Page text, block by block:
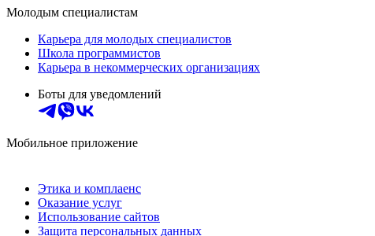
Молодым специалистам
Карьера для молодых специалистов
Школа программистов
Карьера в некоммерческих организациях
Боты для уведомлений
Мобильное приложение
Этика и комплаенс
Оказание услуг
Использование сайтов
Защита персональных данных